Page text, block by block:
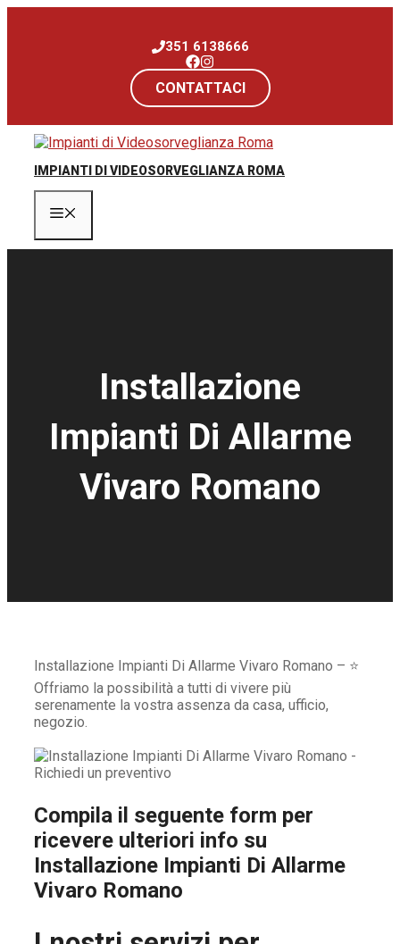
351 6138666
CONTATTACI
IMPIANTI DI VIDEOSORVEGLIANZA ROMA
Installazione
Impianti Di Allarme
Vivaro Romano
Installazione Impianti Di Allarme Vivaro Romano – ⭐
Offriamo la possibilità a tutti di vivere più
serenamente la vostra assenza da casa, ufficio,
negozio.
Compila il seguente form per
ricevere ulteriori info su
Installazione Impianti Di Allarme
Vivaro Romano